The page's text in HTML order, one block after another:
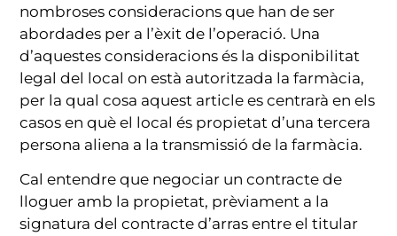
nombroses consideracions que han de ser
abordades per a l’èxit de l’operació. Una
d’aquestes consideracions és la disponibilitat
legal del local on està autoritzada la farmàcia,
per la qual cosa aquest article es centrarà en els
casos en què el local és propietat d’una tercera
persona aliena a la transmissió de la farmàcia.
Cal entendre que negociar un contracte de
lloguer amb la propietat, prèviament a la
signatura del contracte d’arras entre el titular